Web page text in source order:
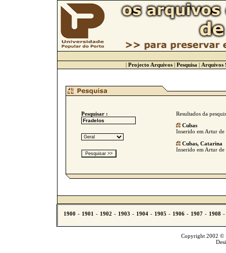
| Projecto Arquivos | Pesquisa | Arquivos
Pesquisar :
Resultados da
Cubas
Inserido em Artur de
Cubas, Catarina
Inserido em Artur de
Copyright 2002 ©